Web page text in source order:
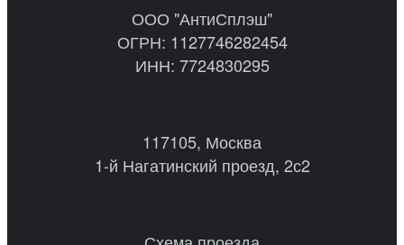
ООО "АнтиСплэш"
ОГРН: 1127746282454
ИНН: 7724830295
117105, Москва
1-й Нагатинский проезд, 2с2